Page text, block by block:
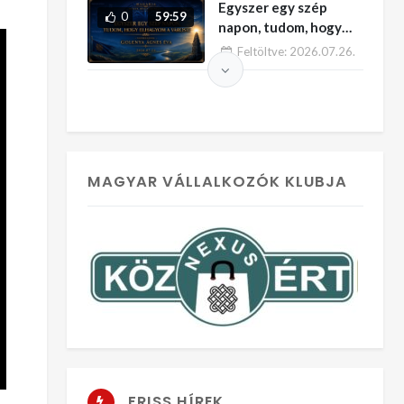
KATALÓGUS
59:59
0
Egyszer egy szép
napon, tudom, hogy
elhagyom a várost!
Vendégünk: Golenya
Ágnes Éva – MAGARIA
Feltöltve: 2026.07.26.
MAGYAR VÁLLALKOZÓK KLUBJA